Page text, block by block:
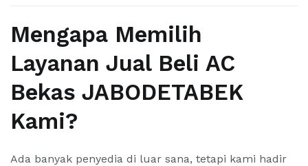
Mengapa Memilih
Layanan Jual Beli AC
Bekas JABODETABEK
Kami?
Ada banyak penyedia di luar sana, tetapi kami hadir